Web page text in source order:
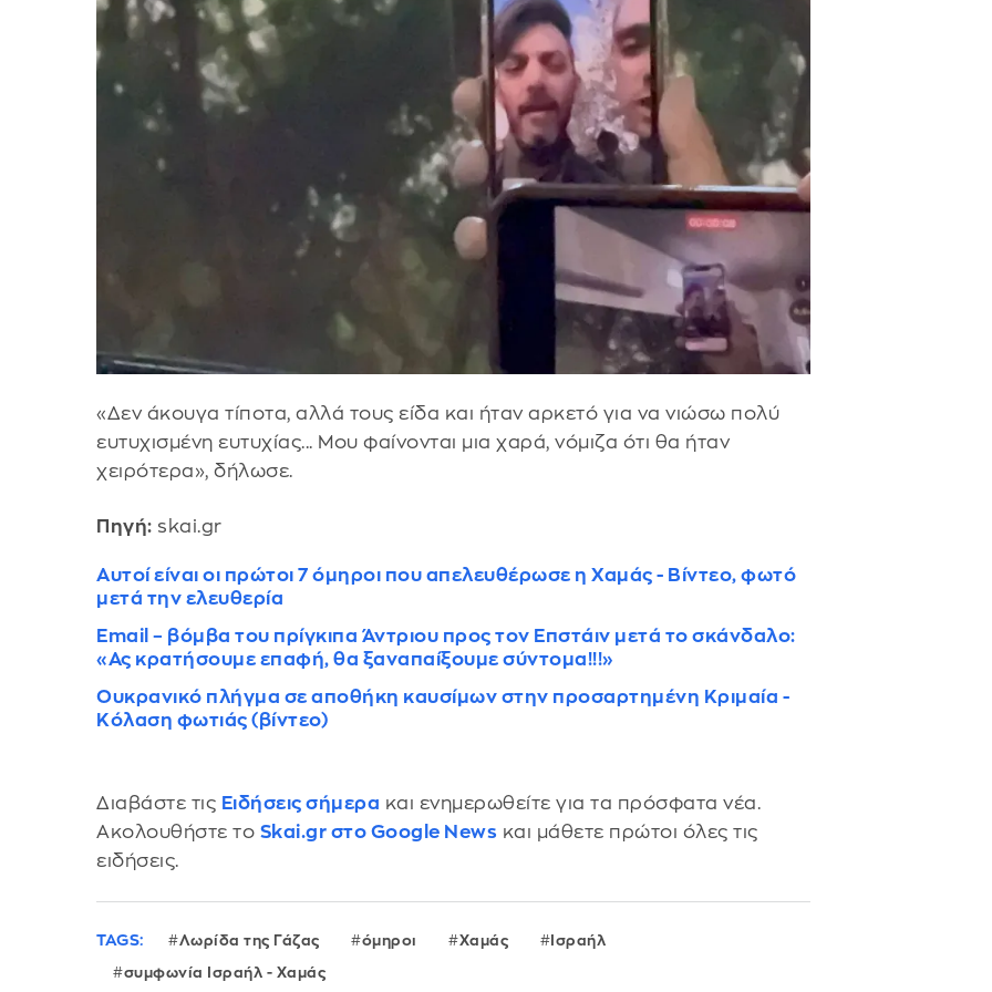
«Δεν άκουγα τίποτα, αλλά τους είδα και ήταν αρκετό για να νιώσω πολύ
ευτυχισμένη ευτυχίας... Μου φαίνονται μια χαρά, νόμιζα ότι θα ήταν
χειρότερα», δήλωσε.
Πηγή: skai.gr
Αυτοί είναι οι πρώτοι 7 όμηροι που απελευθέρωσε η Χαμάς - Βίντεο, φωτό
μετά την ελευθερία
Email – βόμβα του πρίγκιπα Άντριου προς τον Επστάιν μετά το σκάνδαλο:
«Ας κρατήσουμε επαφή, θα ξαναπαίξουμε σύντομα!!!»
Ουκρανικό πλήγμα σε αποθήκη καυσίμων στην προσαρτημένη Κριμαία -
Κόλαση φωτιάς (βίντεο)
Διαβάστε τις Ειδήσεις σήμερα και ενημερωθείτε για τα πρόσφατα νέα.
Ακολουθήστε το Skai.gr στο Google News και μάθετε πρώτοι όλες τις
ειδήσεις.
TAGS: Λωρίδα της Γάζας όμηροι Χαμάς Ισραήλ
συμφωνία Ισραήλ - Χαμάς